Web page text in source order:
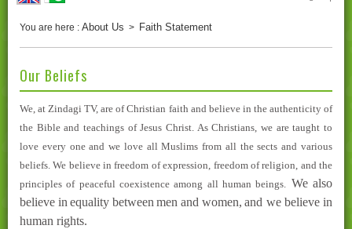
You are here : About Us > Faith Statement
Our Beliefs
We, at Zindagi TV, are of Christian faith and believe in the authenticity of
the Bible and teachings of Jesus Christ. As Christians, we are taught to
love every one and we love all Muslims from all the sects and various
beliefs.We believe in freedom of expression, freedom of religion, and the
principles of peaceful coexistenceamong all human beings. We also
believe in equality between men and women, and we believe in
human rights.